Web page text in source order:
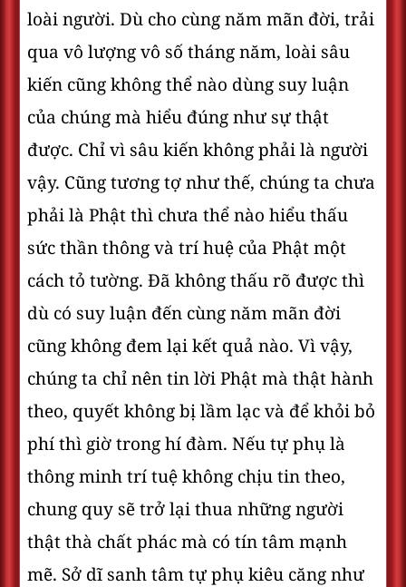
loài người. Dù cho cùng năm mãn đời, trải
qua vô lượng vô số tháng năm, loài sâu
kiến cũng không thể nào dùng suy luận
của chúng mà hiểu đúng như sự thật
được. Chỉ vì sâu kiến không phải là người
vậy. Cũng tương tợ như thế, chúng ta chưa
phải là Phật thì chưa thể nào hiểu thấu
sức thần thông và trí huệ của Phật một
cách tỏ tường. Đã không thấu rõ được thì
dù có suy luận đến cùng năm mãn đời
cũng không đem lại kết quả nào. Vì vậy,
chúng ta chỉ nên tin lời Phật mà thật hành
theo, quyết không bị lầm lạc và để khỏi bỏ
phí thì giờ trong hí đàm. Nếu tự phụ là
thông minh trí tuệ không chịu tin theo,
chung quy sẽ trở lại thua những người
thật thà chất phác mà có tín tâm mạnh
mẽ. Sở dĩ sanh tâm tự phụ kiêu căng như